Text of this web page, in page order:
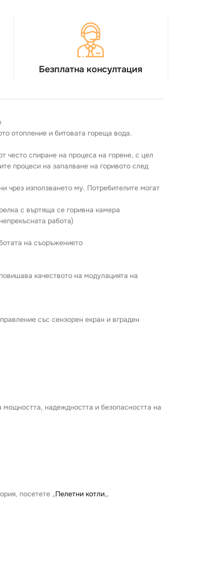
Безплатна консултация
отопление и битовата гореща вода.
често спиране на процеса на горене, с цел
процеси на запалване на горивото след
чрез използването му. Потребителите могат
с въртяща се горивна камера
работа)
на съоръжението
качеството на модулацията на
със сензорен екран и вграден
надеждността и безопасността на
посетете „Пелетни котли„.